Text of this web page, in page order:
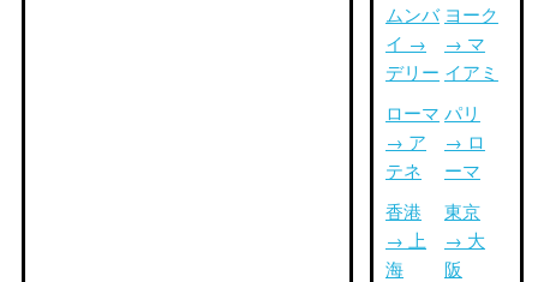
ムンバ
イ →
デリー
ローマ
→ ア
テネ
香港
→ 上
海
ヨーク
→ マ
イアミ
パリ
→ ロ
ーマ
東京
→ 大
阪